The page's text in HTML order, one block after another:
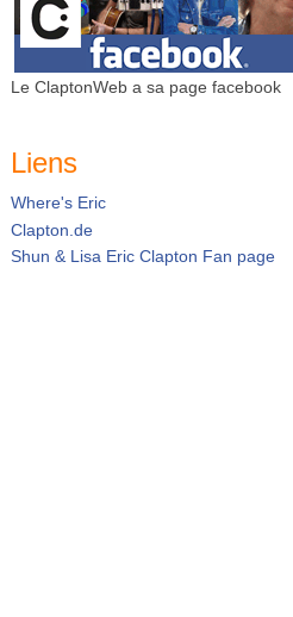
Le ClaptonWeb a sa page facebook
Liens
Where's Eric
Clapton.de
Shun & Lisa Eric Clapton Fan page